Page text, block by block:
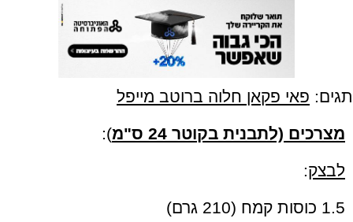
תגים: פאי פקאן חלוה ברוטב מייפל
מצרכים (לתבנית בקוטר 24 ס"מ ):
לבצק:
1.5 כוסות קמח (210 גרם)